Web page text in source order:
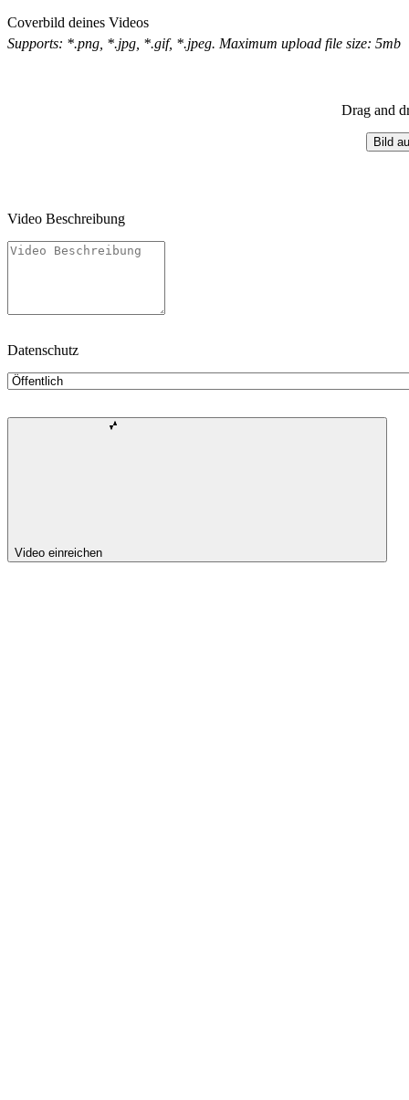
Coverbild deines Videos
Supports: *.png, *.jpg, *.gif, *.jpeg. Maximum upload file size: 5mb
Drag and
Bild
Video Beschreibung
Datenschutz
Video einreichen